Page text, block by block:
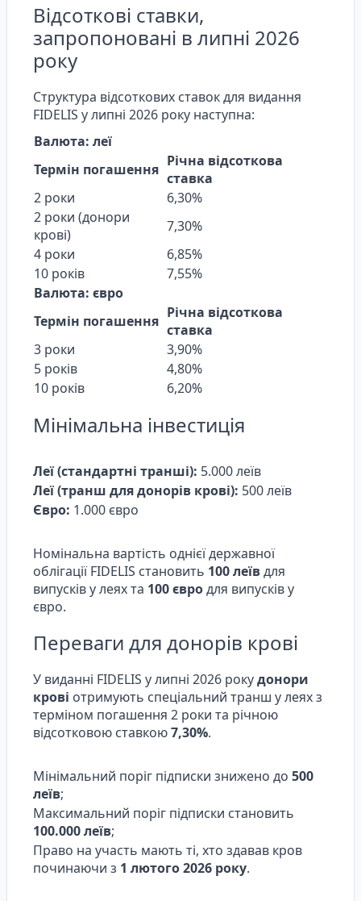
Відсоткові ставки,
запропоновані в липні 2026
року
Структура відсоткових ставок для видання
FIDELIS у липні 2026 року наступна:
Валюта: леї
Термін погашення Річна відсоткова
ставка
2 роки
6,30%
2 роки (донори
крові)
7,30%
4 роки
6,85%
10 років
7,55%
Валюта: євро
Термін погашення Річна відсоткова
ставка
3 роки
3,90%
5 років
4,80%
10 років
6,20%
Мінімальна інвестиція
Леї (стандартні транші): 5.000 леїв
Леї (транш для донорів крові): 500 леїв
Євро: 1.000 євро
Номінальна вартість однієї державної
облігації FIDELIS становить 100 леївдля
випусків у леях та 100 євродля випусків у
євро.
Переваги для донорів крові
У виданні FIDELIS у липні 2026 рокудонори
крові отримують спеціальний транш у леях з
терміном погашення 2 роки та річною
відсотковою ставкою7,30%.
Мінімальний поріг підписки знижено до 500
леїв;
Максимальний поріг підписки становить
100.000 леїв;
Право на участь мають ті, хто здавав кров
починаючи з 1 лютого 2026 року.